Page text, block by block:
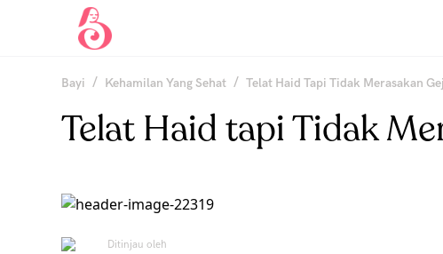
Bayi / Kehamilan Yang Sehat / Telat Haid Tapi Tidak Merasakan
Telat Haid tapi Tidak
Ditinjau oleh